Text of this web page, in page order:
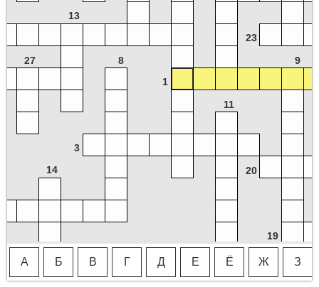
А Б В Г Д Е Ё Ж З
13
23
27
8
9
1
11
3
14
20
19